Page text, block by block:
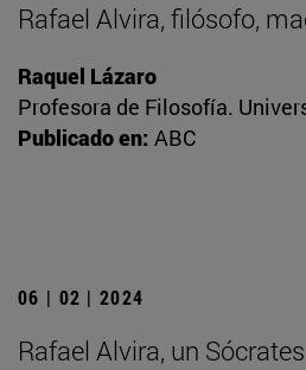
Rafael Alvira, filósofo,
Raquel Lázaro
Profesora de Filosofía.
Publicado en: ABC
06 | 02 | 2024
Rafael Alvira, un